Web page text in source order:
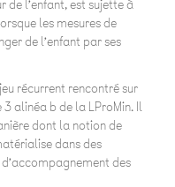
de l’enfant, est sujette à
les mesures de
de l’enfant par ses
récurrent rencontré sur
alinéa b de la LProMin. Il
dont la notion de
dans des
des